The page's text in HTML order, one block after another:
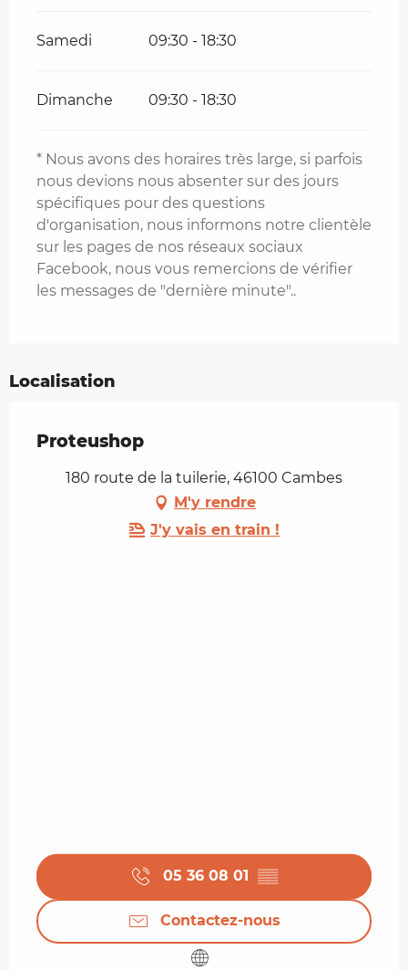
Samedi 09:30 - 18:30
Dimanche 09:30 - 18:30
* Nous avons des horaires très large, si parfois
nous devions nous absenter sur des jours
spécifiques pour des questions
d'organisation, nous informons notre clientèle
sur les pages de nos réseaux sociaux
Facebook, nous vous remercions de vérifier
les messages de "dernière minute"..
Localisation
Proteushop
180 route de la tuilerie, 46100 Cambes
M'y rendre
J'y vais en train !
05 36 08 01 ▒▒
Contactez-nous